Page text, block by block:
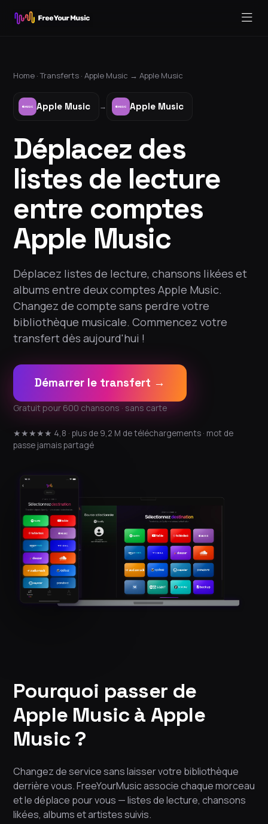
Home ·Transferts · Apple Music → Apple Music
Apple Music → Apple Music
Déplacez des
listes de lecture
entre comptes
Apple Music
Déplacez listes de lecture, chansons likées et
albums entre deux comptes Apple Music.
Changez de compte sans perdre votre
bibliothèque musicale. Commencez votre
transfert dès aujourd'hui !
Démarrer le transfert →
Gratuit pour 600 chansons · sans carte
★★★★★ 4,8 · plus de 9,2 M de téléchargements · mot de
passe jamais partagé
Pourquoi passer de
Apple Music à Apple
Music ?
Changez de service sans laisser votre bibliothèque
derrière vous. FreeYourMusic associe chaque morceau
et le déplace pour vous — listes de lecture, chansons
likées, albums et artistes suivis.